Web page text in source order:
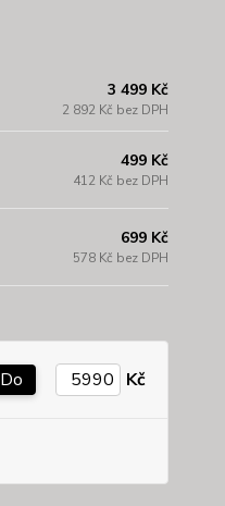
3 499 Kč
2 892 Kč bez DPH
499 Kč
412 Kč bez DPH
699 Kč
578 Kč bez DPH
Do Kč